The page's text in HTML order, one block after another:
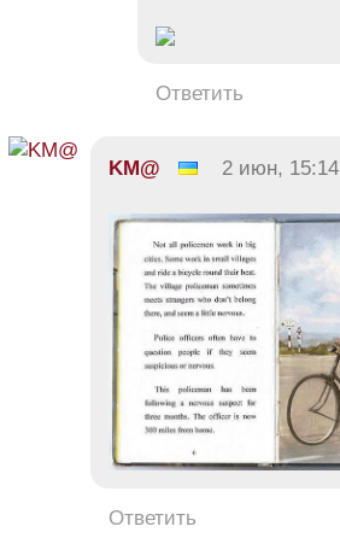
Ответить
KM@ 2 июн, 15:14
Ответить